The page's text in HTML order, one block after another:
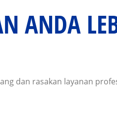
ANDA
dan rasakan layanan